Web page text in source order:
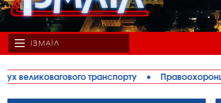
ІЗМАЇЛ
• Правоохоронці запобігли теракту в